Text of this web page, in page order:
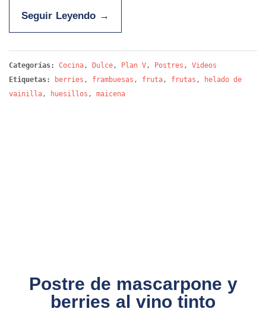
Seguir Leyendo →
Categorías: Cocina, Dulce, Plan V, Postres , Videos
Etiquetas:
berries , frambuesas , fruta, frutas ,
helado de
vainilla, huesillos , maicena
Postre de mascarpone y
berries al vino tinto